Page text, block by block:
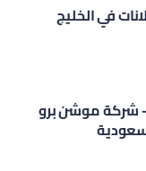
في الخليج
شركة موشن برو